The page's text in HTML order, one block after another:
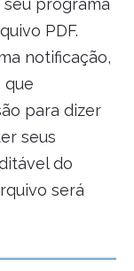
seu programa
PDF.
notificação,
que
para dizer
seus
do
será